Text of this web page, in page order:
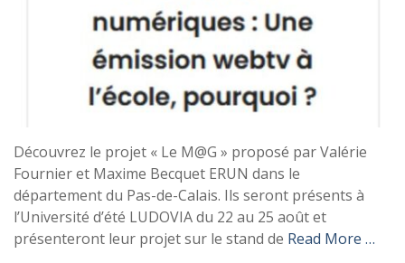
Découvrez le projet « Le M@G » proposé par Valérie
Fournier et Maxime Becquet ERUN dans le
département du Pas-de-Calais. Ils seront présents à
l’Université d’été LUDOVIA du 22 au 25 août et
présenteront leur projet sur le stand de Read More …